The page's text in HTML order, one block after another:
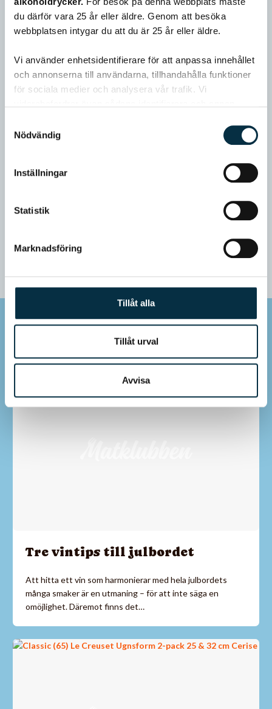
du därför vara 25 år eller äldre. Genom att besöka
webbplatsen intygar du att du är 25 år eller äldre.
Vi använder enhetsidentifierare för att anpassa innehållet
och annonserna till användarna, tillhandahålla funktioner
för sociala medier och analysera vår trafik. Vi
annons- och analysföretag som vi samarbetar med.
Dessa kan i sin tur kombinera informationen med annan
information som du har tillhandahållit eller som de har
samlat in när du har använt deras tjänster.
Nödvändig
Inställningar
Statistik
Marknadsföring
Tillåt alla
Tillåt urval
Avvisa
Mer inspiration
Tre vintips till julbordet
Att hitta ett vin som harmonierar med hela julbordets
många smaker är en utmaning – för att inte säga en
omöjlighet. Däremot finns det…